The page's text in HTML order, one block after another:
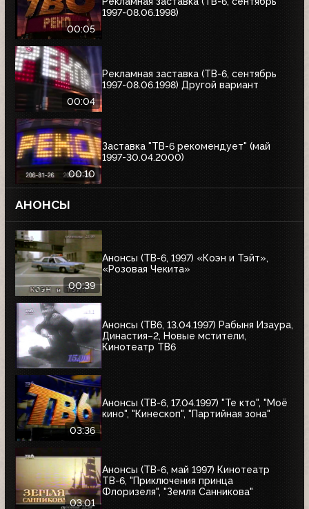
00:05
1997-08.06.1998)
00:04
Рекламная заставка (ТВ-6, сентябрь
1997-08.06.1998) Другой вариант
00:10
Заставка "ТВ-6 рекомендует" (май
1997-30.04.2000)
АНОНСЫ
00:39
Анонсы (ТВ-6, 1997) «Коэн и Тэйт»,
«Розовая Чекита»
Анонсы (ТВ6, 13.04.1997) Рабыня Изаура,
Династия–2, Новые мстители,
Кинотеатр ТВ6
03:36
Анонсы (ТВ-6, 17.04.1997) "Те кто", "Моё
кино", "Кинескоп", "Партийная зона"
03:01
Анонсы (ТВ-6, май 1997) Кинотеатр
ТВ-6, "Приключения принца
Флоризеля", "Земля Санникова"